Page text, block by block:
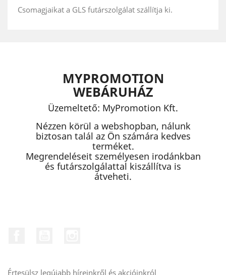
Csomagjaikat a GLS futárszolgálat szállítja ki.
MYPROMOTION
WEBÁRUHÁZ
Üzemeltető: MyPromotion Kft.
Nézzen körül a webshopban, nálunk
biztosan talál az Ön számára kedves
terméket.
Megrendeléseit személyesen irodánkban
és futárszolgálattal kiszállítva is
átveheti.
Értesülsz legújabb híreinkről és akcióinkról